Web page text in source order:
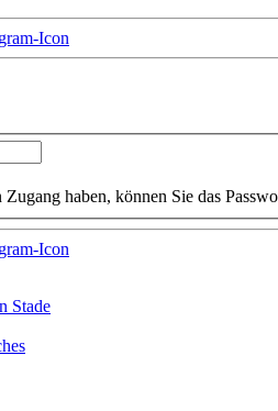
haben, können Sie das
Stade